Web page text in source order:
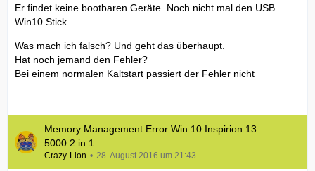
Er findet keine bootbaren Geräte. Noch nicht mal den USB
Win10 Stick.
Was mach ich falsch? Und geht das überhaupt.
Hat noch jemand den Fehler?
Bei einem normalen Kaltstart passiert der Fehler nicht
Memory Management Error Win 10 Inspirion 13
5000 2 in 1
Crazy-Lion 28. August 2016 um 21:43